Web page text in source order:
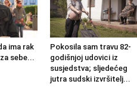
ima rak
sebe...
Pokosila sam travu 82-
godišnjoj udovici iz
susjedstva; sljedećeg
jutra sudski izvršitelj...